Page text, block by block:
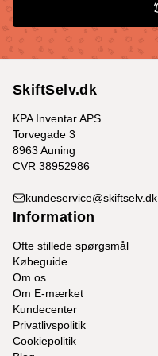
SkiftSelv.dk
KPA Inventar APS
Torvegade 3
8963 Auning
CVR 38952986
kundeservice@skiftselv.dk
Information
Ofte stillede spørgsmål
Købeguide
Om os
Om E-mærket
Kundecenter
Privatlivspolitik
Cookiepolitik